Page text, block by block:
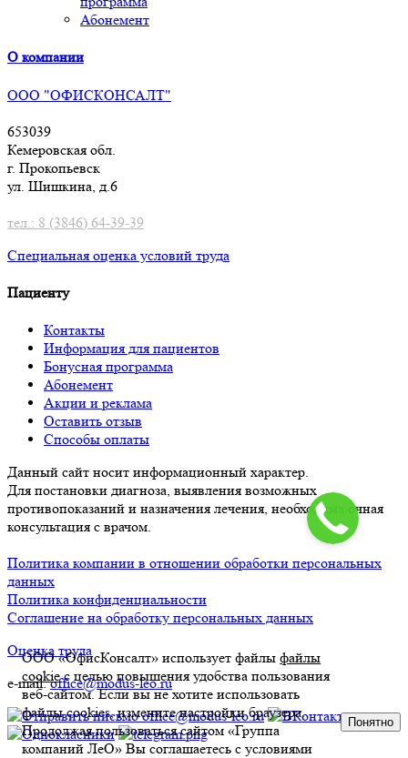
Абонемент
О компании
ООО "ОФИСКОНСАЛТ"
653039
Кемеровская обл.
г. Прокопьевск
ул. Шишкина, д.6
тел.: 8 (3846) 64-39-39
Специальная оценка условий труда
Пациенту
Контакты
Информация для пациентов
Бонусная программа
Абонемент
Акции и реклама
Оставить отзыв
Способы оплаты
Данный сайт носит информационный характер.
Для постановки диагноза, выявления возможных
противопоказаний и назначения лечения, необходима очная
консультация с врачом.
Политика компании в отношении обработки персональных
данных
Политика конфиденциальности
Соглашение на обработку персональных данных
Оценка труда
e-mail:office@modus-leo.ru
ООО «ОфисКонсалт» использует файлыфайлы
cookieс целью повышения удобства пользования
веб-сайтом. Если вы не хотите использовать
файлы cookies, измените настройки браузера.
Продолжая пользоваться сайтом «Группа
компаний ЛеО» Вы соглашаетесь с условиями
Понятно